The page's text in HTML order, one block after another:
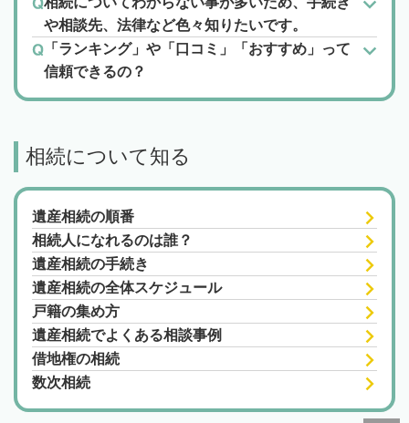
や相談先、法律など色々知りたいです。
「ランキング」や「口コミ」「おすすめ」って
信頼できるの？
相続について知る
遺産相続の順番
相続人になれるのは誰？
遺産相続の手続き
遺産相続の全体スケジュール
戸籍の集め方
遺産相続でよくある相談事例
借地権の相続
数次相続